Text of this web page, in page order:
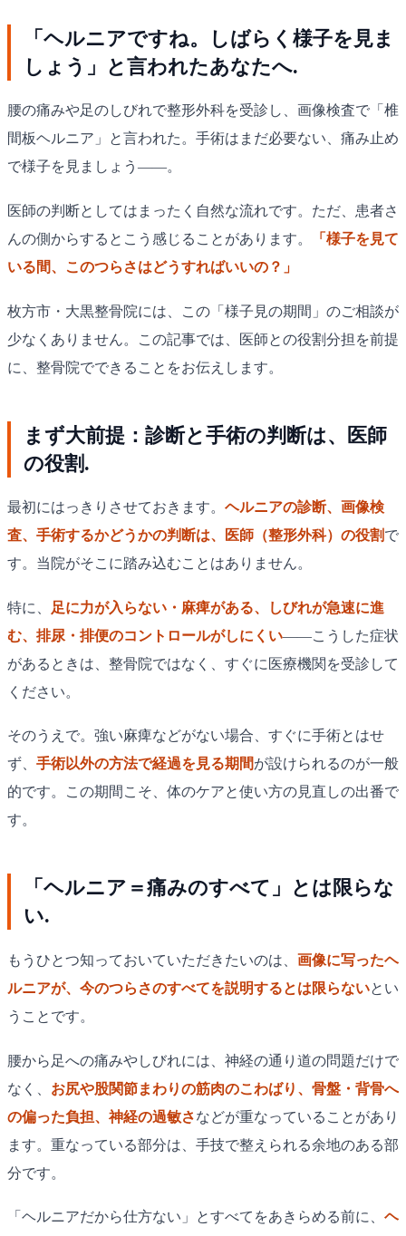
「ヘルニアですね。しばらく様子を見ま
しょう」と言われたあなたへ.
腰の痛みや足のしびれで整形外科を受診し、画像検査で「椎
間板ヘルニア」と言われた。手術はまだ必要ない、痛み止め
で様子を見ましょう——。
医師の判断としてはまったく自然な流れです。ただ、患者さ
んの側からするとこう感じることがあります。
「様子を見て
いる間、このつらさはどうすればいいの？」
枚方市・大黒整骨院には、この「様子見の期間」のご相談が
少なくありません。この記事では、医師との役割分担を前提
に、整骨院でできることをお伝えします。
まず大前提：診断と手術の判断は、医師
の役割.
最初にはっきりさせておきます。 ヘルニアの診断、画像検
査、手術するかどうかの判断は、医師（整形外科）の役割で
す。当院がそこに踏み込むことはありません。
特に、
足に力が入らない・麻痺がある、しびれが急速に進
む、排尿・排便のコントロールがしにくい——こうした症状
があるときは、整骨院ではなく、すぐに医療機関を受診して
ください。
そのうえで。強い麻痺などがない場合、すぐに手術とはせ
ず、 手術以外の方法で経過を見る期間が設けられるのが一般
的です。この期間こそ、体のケアと使い方の見直しの出番で
す。
「ヘルニア＝痛みのすべて」とは限らな
い.
もうひとつ知っておいていただきたいのは、 画像に写ったヘ
ルニアが、今のつらさのすべてを説明するとは限らないとい
うことです。
腰から足への痛みやしびれには、神経の通り道の問題だけで
なく、 お尻や股関節まわりの筋肉のこわばり、骨盤・背骨へ
の偏った負担、神経の過敏さなどが重なっていることがあり
ます。重なっている部分は、手技で整えられる余地のある部
分です。
「ヘルニアだから仕方ない」とすべてをあきらめる前に、 ヘ